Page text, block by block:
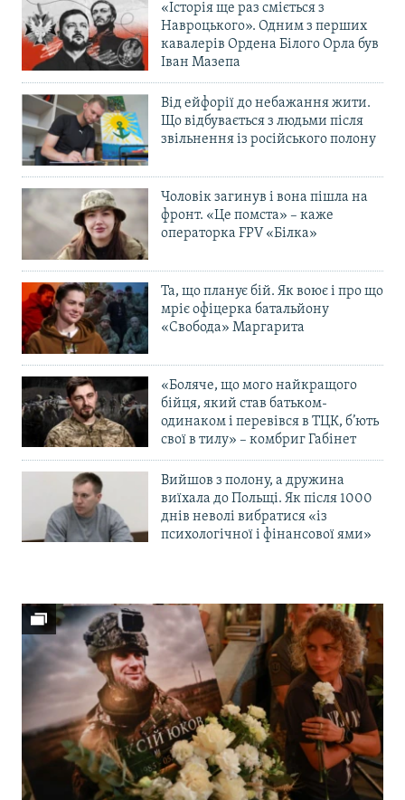
«Історія ще раз сміється з
Навроцького». Одним з перших
кавалерів Ордена Білого Орла був
Іван Мазепа
Від ейфорії до небажання жити.
Що відбувається з людьми після
звільнення із російського полону
Чоловік загинув і вона пішла на
фронт. «Це помста» – каже
операторка FPV «Білка»
Та, що планує бій. Як воює і про що
мріє офіцерка батальйону
«Свобода» Маргарита
«Боляче, що мого найкращого
бійця, який став батьком-
одинаком і перевівся в ТЦК, б’ють
свої в тилу» – комбриг Габінет
Вийшов з полону, а дружина
виїхала до Польщі. Як після 1000
днів неволі вибратися «із
психологічної і фінансової ями»